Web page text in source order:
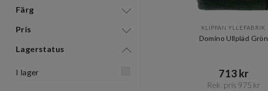
Färg
Pris
Lagerstatus
I lager
KLIPPAN YLLEFABRIK
Domino Ullpläd Grön
713 kr​​
Rek. pris 975 kr​​